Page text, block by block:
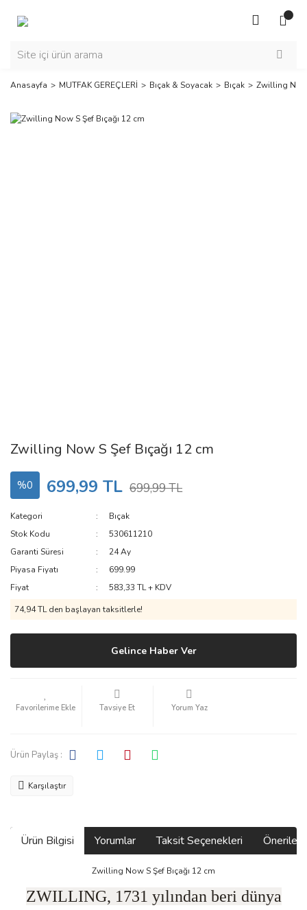
Anasayfa MUTFAK GEREÇLERİ Bıçak & Soyacak Bıçak Zwilling Now
Zwilling Now S Şef Bıçağı 12 cm
%0 699,99 TL 699,99 TL
Kategori
Bıçak
Stok Kodu
530611210
Garanti Süresi
24 Ay
Piyasa Fiyatı
699.99
Fiyat
583,33 TL + KDV
74,94 TL den başlayan taksitlerle!
Gelince Haber Ver
Tavsiye Et Yorum Yaz
Ürün Paylaş :
Karşılaştır
Ürün Bilgisi Yorumlar Taksit Seçenekleri
Zwilling Now S Şef Bıçağı 12 cm
ZWILLING, 1731 yılından beri dünya